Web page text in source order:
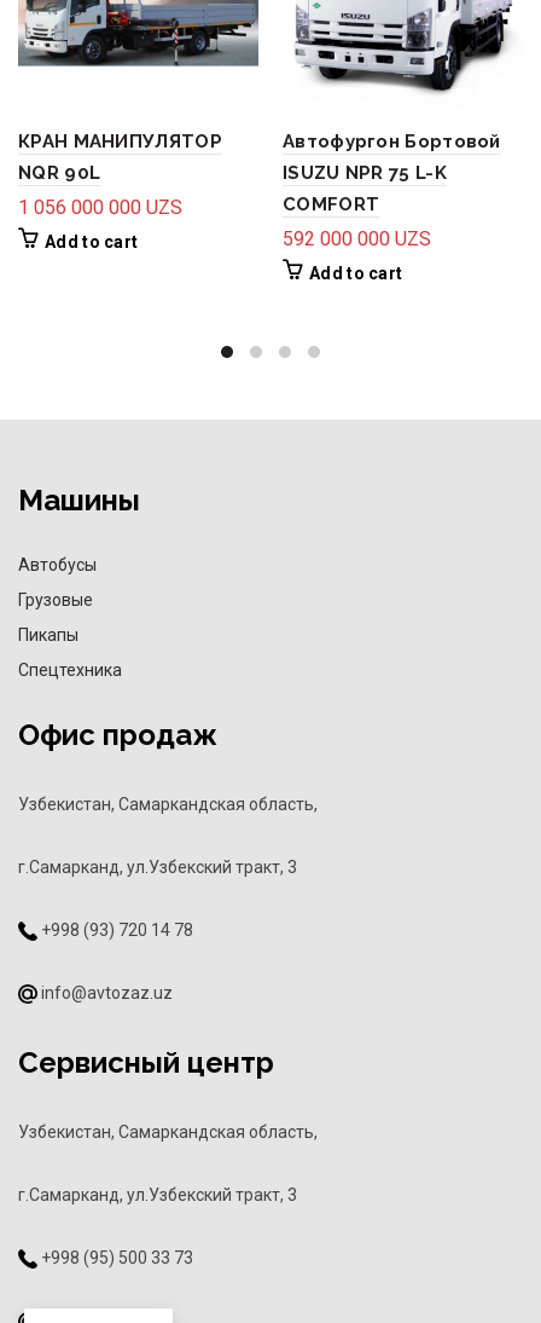
КРАН МАНИПУЛЯТОР
NQR 90L
1 056 000 000 UZS
Add to cart
Автофургон Бортовой
ISUZU NPR 75 L-K
COMFORT
592 000 000 UZS
Add to cart
Машины
Автобусы
Грузовые
Пикапы
Спецтехника
Офис продаж
Узбекистан, Самаркандская область,
г.Самарканд, ул.Узбекский тракт, 3
+998 (93) 720 14 78
info@avtozaz.uz
Сервисный центр
Узбекистан, Самаркандская область,
г.Самарканд, ул.Узбекский тракт, 3
+998 (95) 500 33 73